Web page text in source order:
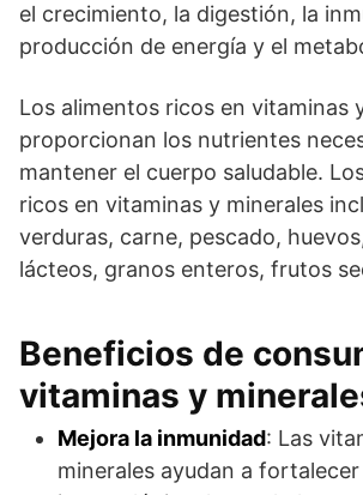
el crecimiento, la digestión, la
producción de energía y el
Los alimentos ricos en vitaminas
proporcionan los nutrientes
mantener el cuerpo saludable.
ricos en vitaminas y minerales
verduras, carne, pescado,
lácteos, granos enteros, frutos
Beneficios de
vitaminas y
Mejora la inmunidad: Las
minerales ayudan a